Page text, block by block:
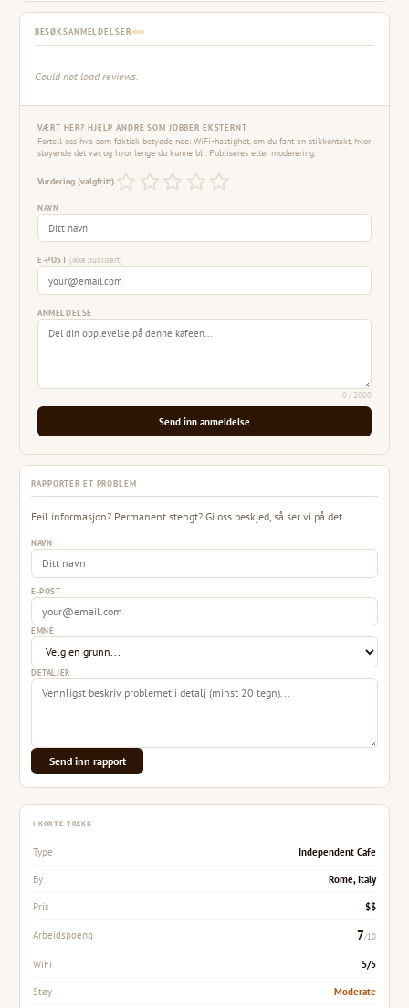
BESØKSANMELDELSER
Could not load reviews.
VÆRT HER? HJELP ANDRE SOM JOBBER EKSTERNT
Fortell oss hva som faktisk betydde noe: WiFi-hastighet, om du fant en stikkontakt, hvor
støyende det var, og hvor lenge du kunne bli. Publiseres etter moderering.
Vurdering (valgfritt)
NAVN
E-POST(ikke publisert)
ANMELDELSE
0/ 2000
Send inn anmeldelse
RAPPORTER ET PROBLEM
Feil informasjon? Permanent stengt? Gi oss beskjed, så ser vi på det.
NAVN
E-POST
EMNE
DETALJER
Send inn rapport
I KORTE TREKK
Type Independent Cafe
By Rome, Italy
Pris $$
Arbeidspoeng 7/10
WiFi 5/5
Støy Moderate